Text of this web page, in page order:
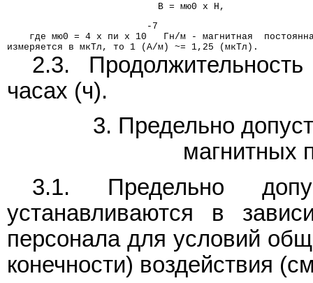
                           B = мю0 x H,
                         -7
где мю0 = 4 x пи x 10   Гн/м - магнитная
измеряется в мкТл, то 1 (А/м) ~= 1,25 (мкТл).
2.3.
часах (ч).
3. Предельно
магнитных
3.1. Предельно
устанавливаются в
персонала для условий
конечности) воздействия